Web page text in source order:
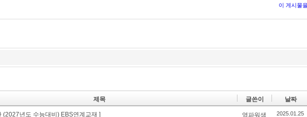
이 게시물
제목 글쓴이 날짜
(2027년도 수능대비) EBS연계교재 ] 영파워샘 2025.01.25